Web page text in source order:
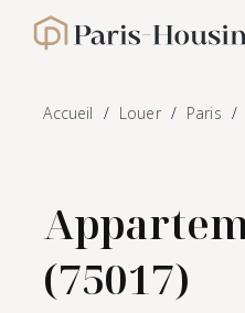
Paris-Housing - Accueil
Accueil Louer Paris
(75017)
Panneau de gestion des